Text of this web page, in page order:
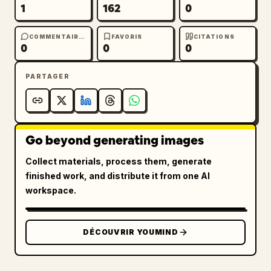
qualité réseaux sociaux épurée",
  "composition": "gros plan ou plan moyen,
mise au point centrée sur le visage",
1 162 0
COMMENTAIRES
0
FAVORIS
0
CITATIONS
0
PARTAGER
Go beyond generating images
Collect materials, process them, generate
finished work, and distribute it from one AI
workspace.
DÉCOUVRIR YOUMIND